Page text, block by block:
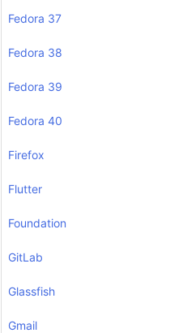
Fedora 37
Fedora 38
Fedora 39
Fedora 40
Firefox
Flutter
Foundation
GitLab
Glassfish
Gmail